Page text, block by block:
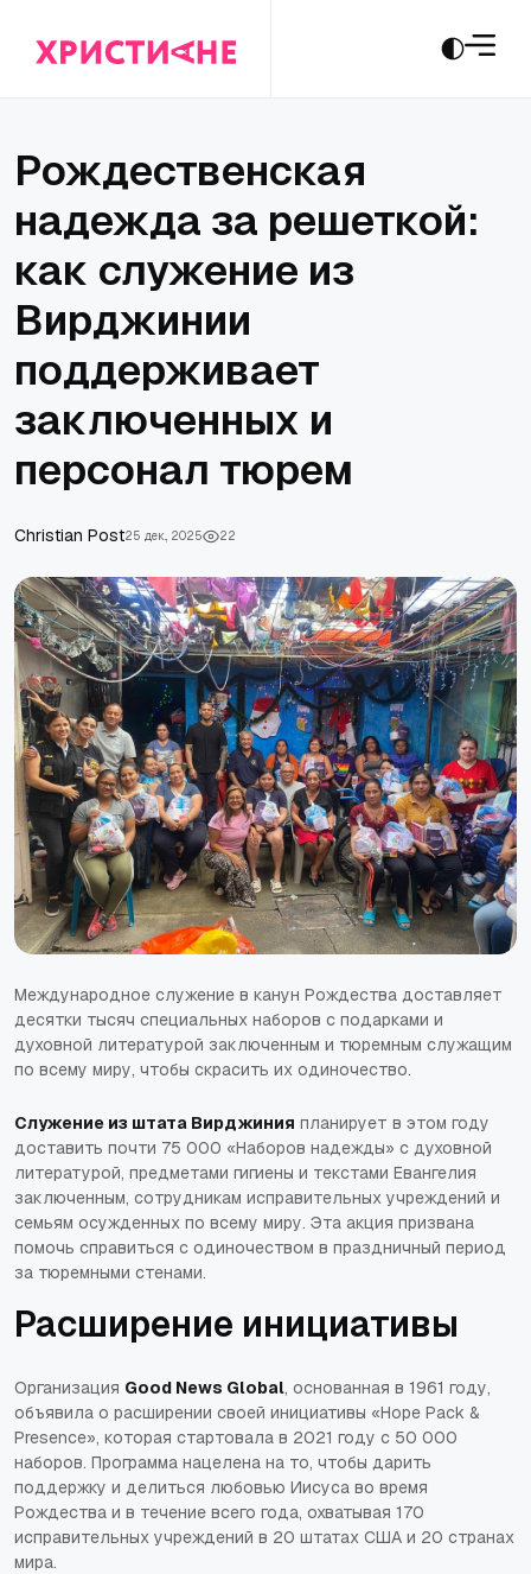
Рождественская
надежда за решеткой:
как служение из
Вирджинии
поддерживает
заключенных и
персонал тюрем
Сhristian Post25 дек., 2025 22
Международное служение в канун Рождества доставляет
десятки тысяч специальных наборов с подарками и
духовной литературой заключенным и тюремным служащим
по всему миру, чтобы скрасить их одиночество.
Служение из штата Вирджиния планирует в этом году
доставить почти 75 000 «Наборов надежды» с духовной
литературой, предметами гигиены и текстами Евангелия
заключенным, сотрудникам исправительных учреждений и
семьям осужденных по всему миру. Эта акция призвана
помочь справиться с одиночеством в праздничный период
за тюремными стенами.
Расширение инициативы
Организация Good News Global, основанная в 1961 году,
объявила о расширении своей инициативы «Hope Pack &
Presence», которая стартовала в 2021 году с 50 000
наборов. Программа нацелена на то, чтобы дарить
поддержку и делиться любовью Иисуса во время
Рождества и в течение всего года, охватывая 170
исправительных учреждений в 20 штатах США и 20 странах
мира.